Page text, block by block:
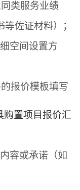
类服务业绩
佐证材料）；
空间设置方
报价模板填写
置项目报价汇
容或承诺（如